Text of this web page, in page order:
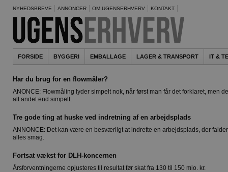
NYHEDSBREVE ANNONCER OM UGENSERHVERV KONTAKT
FORSIDE BYGGERI EMBALLAGE LAGER & TRANSPORT IT &
Har du brug for en flowmåler?
ANONCE: Flowmåling lyder simpelt nok, når først man får det forklaret, men
alt andet end simpelt.
Tre gode ting at huske ved indretning af en arbejdsplads
ANNONCE: Det kan være en besværligt at indrette en arbejdsplads, der
alles smag.
Fortsat vækst for DLH-koncernen
Årsforventningerne opjusteres til resultat før skat fra 130 til 150 mio. kr.